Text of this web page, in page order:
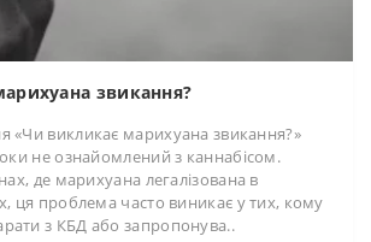
звикання?
«Чи викликає марихуана звикання?»
не ознайомлений з каннабісом.
де марихуана легалізована в
ця проблема часто виникає у тих, кому
з КБД або запропонува..